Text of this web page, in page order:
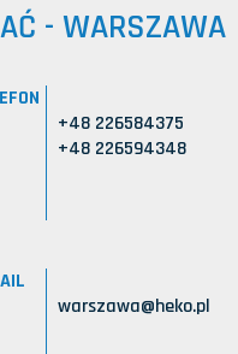
- WARSZAWA
+48 226584375
+48 226594348
warszawa@heko.pl